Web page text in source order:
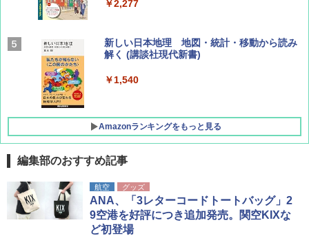
AIRLINE（エアライン）2026年9月号【特
集】ボーイング110周年を祝して！
￥1,760
￥2,277
新しい日本地理 地図・統計・移動から読み
解く (講談社現代新書)
￥1,540
Amazonランキングをもっと見る
[キャンパーズコレクション 山善] ポップアッ
プテント 傘みたいに広げて畳める パッとサ
ッとサンシェード キューブ フルクローズ メ
ッシュ 簡単設置 ワンタッチテント キャンプ
&ハイキング カーキ PATC-150(KH)
DEWEL パラソル 大型 ビーチ アウトドアパ
ラソル ガーデン サイトシート付 折りたたみ
防水 UVカット 4段階高さ調整 軽量 収納袋付
き
編集部のおすすめ記事
航空 グッズ
ANA、「3レターコードトートバッグ」2
9空港を好評につき追加発売。関空KIXな
ど初登場